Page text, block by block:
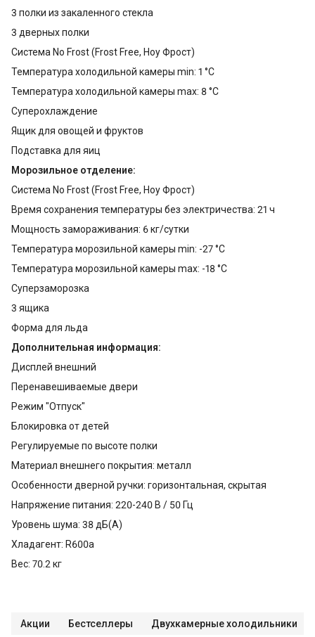
3 полки из закаленного стекла
3 дверных полки
Система No Frost (Frost Free, Ноу Фрост)
Температура холодильной камеры min: 1 °С
Температура холодильной камеры max: 8 °С
Суперохлаждение
Ящик для овощей и фруктов
Подставка для яиц
Морозильное отделение:
Система No Frost (Frost Free, Ноу Фрост)
Время сохранения температуры без электричества: 21 ч
Мощность замораживания: 6 кг/сутки
Температура морозильной камеры min: -27 °С
Температура морозильной камеры max: -18 °С
Суперзаморозка
3 ящика
Форма для льда
Дополнительная информация:
Дисплей внешний
Перенавешиваемые двери
Режим "Отпуск"
Блокировка от детей
Регулируемые по высоте полки
Материал внешнего покрытия: металл
Особенности дверной ручки: горизонтальная, скрытая
Напряжение питания: 220-240 В / 50 Гц
Уровень шума: 38 дБ(А)
Хладагент: R600a
Вес: 70.2 кг
Акции Бестселлеры Двухкамерные холодильники